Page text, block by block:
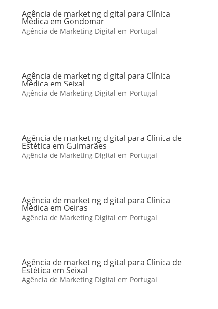
Agência de marketing digital para Clínica
Médica em Gondomar
Agência de Marketing Digital em Portugal
Agência de marketing digital para Clínica
Médica em Seixal
Agência de Marketing Digital em Portugal
Agência de marketing digital para Clínica de
Estética em Guimarães
Agência de Marketing Digital em Portugal
Agência de marketing digital para Clínica
Médica em Oeiras
Agência de Marketing Digital em Portugal
Agência de marketing digital para Clínica de
Estética em Seixal
Agência de Marketing Digital em Portugal